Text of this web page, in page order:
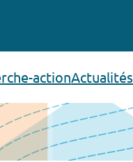
actionActualités